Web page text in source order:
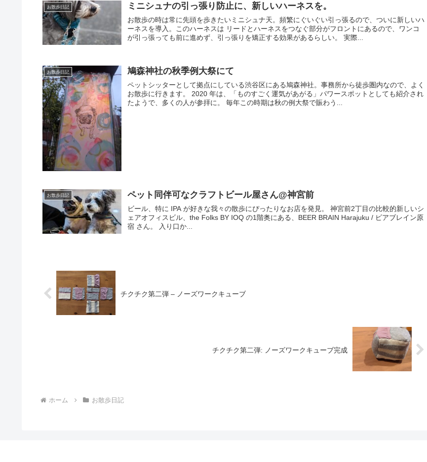
お散歩日記 ミニシュナの引っ張り防止に、新しいハーネスを。
お散歩の時は常に先頭を歩きたいミニシュナ天。頻繁にぐいぐい引っ張るので、ついに新しいハ
ーネスを導入。このハーネスは リードとハーネスをつなぐ部分がフロントにあるので、ワンコ
が引っ張っても前に進めず、引っ張りを矯正する効果があるらしい。 実際...
お散歩日記 鳩森神社の秋季例大祭にて
ペットシッターとして拠点にしている渋谷区にある鳩森神社。事務所から徒歩圏内なので、よく
お散歩に行きます。 2020 年は、「ものすごく運気があがる」パワースポットとしても紹介され
たようで、多くの人が参拝に。 毎年この時期は秋の例大祭で賑わう...
お散歩日記 ペット同伴可なクラフトビール屋さん@神宮前
ビール、特に IPA が好きな我々の散歩にぴったりなお店を発見。 神宮前2丁目の比較的新しいシ
ェアオフィスビル、the Folks BY IOQ の1階奥にある、BEER BRAIN Harajuku / ビアブレイン原
宿 さん。 入り口か...
チクチク第二弾 – ノーズワークキューブ
チクチク第二弾: ノーズワークキューブ完成
ホーム お散歩日記